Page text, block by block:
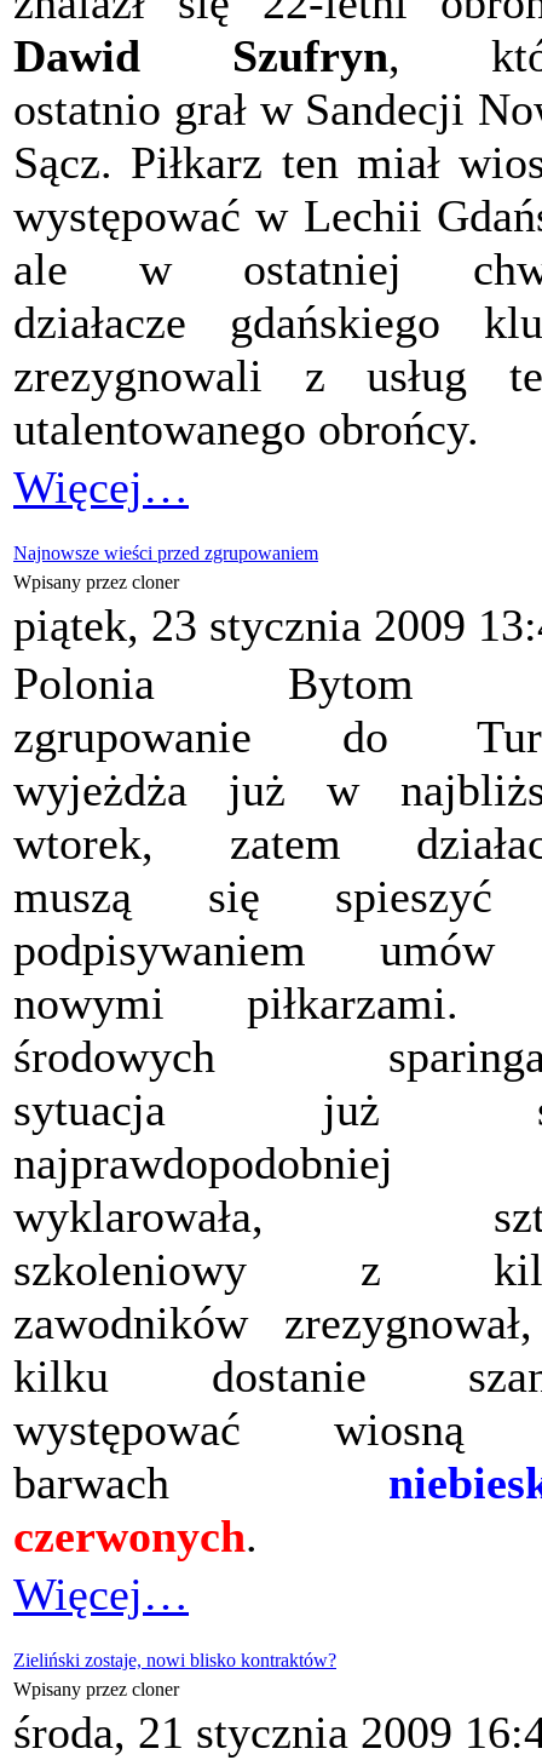
Dawid Szufryn,
ostatnio grał w Sandecji
Sącz. Piłkarz ten miał
występować w Lechii
ale w ostatniej
działacze gdańskiego
zrezygnowali z usług
utalentowanego obrońcy.
Więcej…
Najnowsze wieści przed zgrupowaniem
Wpisany przez cloner
piątek, 23 stycznia 2009
Polonia Bytom
zgrupowanie do
wyjeżdża już w
wtorek, zatem
muszą się
podpisywaniem
nowymi piłkarzami.
środowych
sytuacja już
najprawdopodobniej
wyklarowała,
szkoleniowy z
zawodników
kilku dostanie
występować wiosną
barwach
czerwonych.
Więcej…
Zieliński zostaje, nowi blisko kontraktów?
Wpisany przez cloner
środa, 21 stycznia 2009